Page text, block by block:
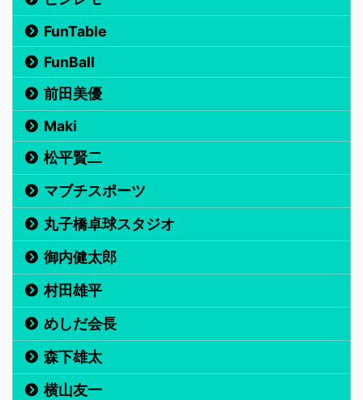
FunTable
FunBall
前田美優
Maki
松平賢二
マブチスポーツ
丸子橋卓球スタジオ
御内健太郎
村田雄平
めしだ会長
森下雄太
横山友一